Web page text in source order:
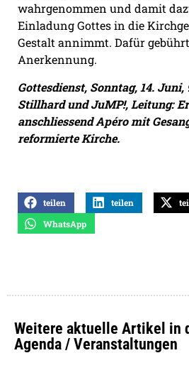
wahrgenommen und damit
Einladung Gottes in die
Gestalt annimmt. Dafür
Anerkennung.
Gottesdienst, Sonntag, 14.
Stillhard und JuMP!, Leitung:
anschliessend Apéro mit
reformierte Kirche.
teilen teilen
WhatsApp
Weitere aktuelle Artikel in
Agenda / Veranstaltungen